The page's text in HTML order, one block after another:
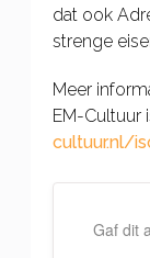
dat ook
strenge
Meer
EM-Cultuur
cultuur.nl/
Gaf dit